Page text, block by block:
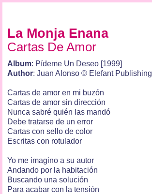
La Monja Enana
Cartas De Amor
Album: Pídeme Un Deseo [1999]
Author: Juan Alonso © Elefant Publishing
Cartas de amor en mi buzón
Cartas de amor sin dirección
Nunca sabré quién las mandó
Debe tratarse de un error
Cartas con sello de color
Escritas con rotulador
Yo me imagino a su autor
Andando por la habitación
Buscando una solución
Para acabar con la tensión